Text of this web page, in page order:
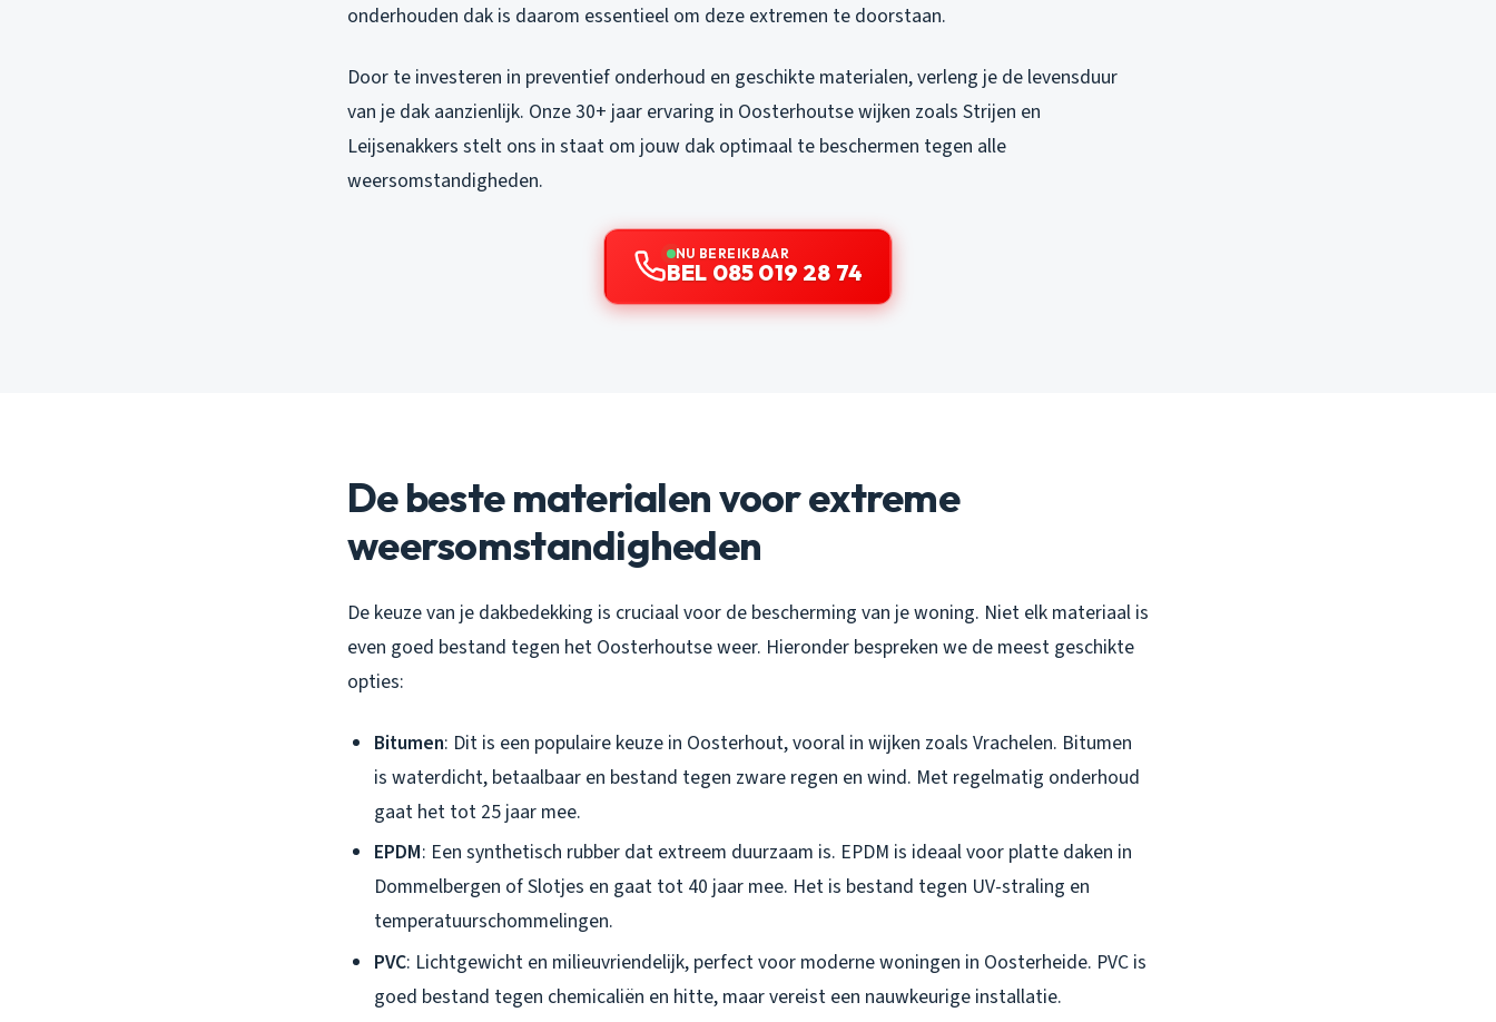
onderhouden dak is daarom essentieel om deze extremen te doorstaan.
Door te investeren in preventief onderhoud en geschikte materialen, verleng je de levensduur
van je dak aanzienlijk. Onze 30+ jaar ervaring in Oosterhoutse wijken zoals Strijen en
Leijsenakkers stelt ons in staat om jouw dak optimaal te beschermen tegen alle
weersomstandigheden.
NU BEREIKBAAR
BEL 085 019 28 74
De beste materialen voor extreme
weersomstandigheden
De keuze van je dakbedekking is cruciaal voor de bescherming van je woning. Niet elk materiaal is
even goed bestand tegen het Oosterhoutse weer. Hieronder bespreken we de meest geschikte
opties:
Bitumen: Dit is een populaire keuze in Oosterhout, vooral in wijken zoals Vrachelen. Bitumen
is waterdicht, betaalbaar en bestand tegen zware regen en wind. Met regelmatig onderhoud
gaat het tot 25 jaar mee.
EPDM: Een synthetisch rubber dat extreem duurzaam is. EPDM is ideaal voor platte daken in
Dommelbergen of Slotjes en gaat tot 40 jaar mee. Het is bestand tegen UV-straling en
temperatuurschommelingen.
PVC: Lichtgewicht en milieuvriendelijk, perfect voor moderne woningen in Oosterheide. PVC is
goed bestand tegen chemicaliën en hitte, maar vereist een nauwkeurige installatie.